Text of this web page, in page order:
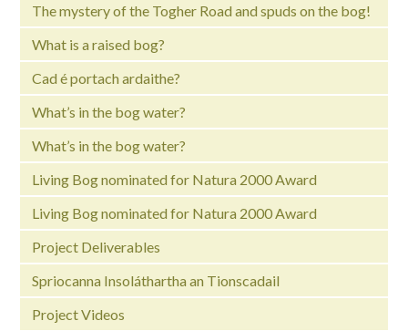
The mystery of the Togher Road and spuds on the bog!
What is a raised bog?
Cad é portach ardaithe?
What’s in the bog water?
What’s in the bog water?
Living Bog nominated for Natura 2000 Award
Living Bog nominated for Natura 2000 Award
Project Deliverables
Spriocanna Insoláthartha an Tionscadail
Project Videos